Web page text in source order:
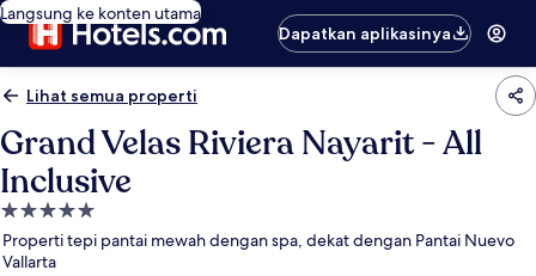
Langsung ke konten utama
Dapatkan aplikasinya
Lihat semua properti
Grand Velas Riviera Nayarit - All
Inclusive
Properti
bintang
5.0
Properti tepi pantai mewah dengan spa, dekat dengan Pantai Nuevo
Vallarta